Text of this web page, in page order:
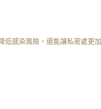
低感染風險，還能讓私密處更加